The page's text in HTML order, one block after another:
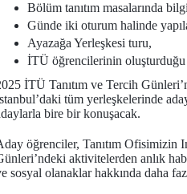
Bölüm tanıtım masalarında
Günde iki oturum halinde
Ayazağa Yerleşkesi turu,
İTÜ öğrencilerinin oluşturduğu
İTÜ Tanıtım ve Tercih
tüm yerleşkelerinde
bire bir konuşacak.
öğrenciler, Tanıtım Ofisimizin
aktivitelerden anlık
sosyal olanaklar hakkında daha